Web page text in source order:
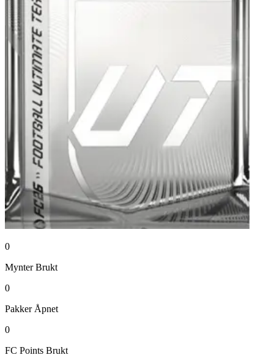
0
Mynter Brukt
0
Pakker Åpnet
0
FC Points Brukt